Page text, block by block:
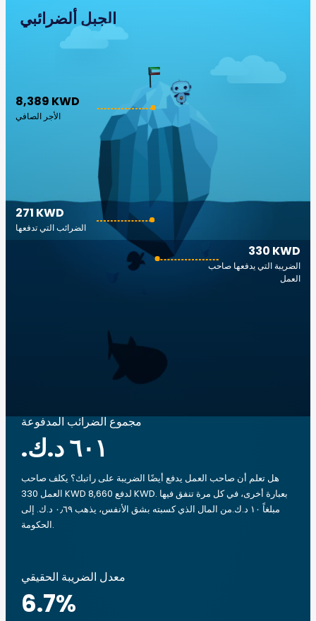
الجبل ألضرائبي
8,389 KWD
الأجر الصافي
330 KWD
الضريبة التي يدفعها صاحب
العمل
271 KWD
الضرائب التي تدفعها
مجموع الضرائب المدفوعة
هل تعلم أن صاحب العمل يدفع أيضًا الضريبة على راتبك؟ يكلف صاحب
العمل 330 KWD لدفع 8,660 KWD. بعبارة أخرى، في كل مرة تنفق فيها
مبلغاً ‏١٠ د.ك.‏من المال الذي كسبته بشق الأنفس، يذهب ‏٠٫٦٩ د.ك.‏ إلى
الحكومة.
معدل الضريبة الحقيقي
6.7%